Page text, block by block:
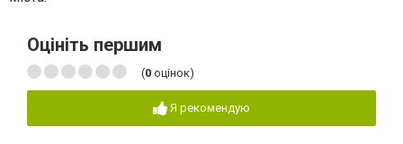
Оцініть першим
(0 оцінок)
Я рекомендую